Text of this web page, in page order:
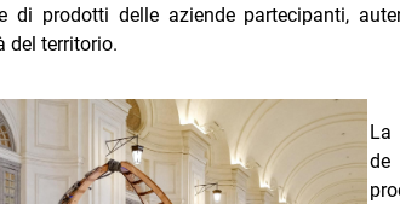
di prodotti delle aziende partecipanti,
del territorio.
de